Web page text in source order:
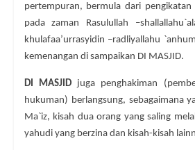
pertempuran, bermula dari pengikatan
pada zaman Rasulullah
khulafaa’urrasyidin –radliyallahu
kemenangan di sampaikan DI MASJID.
DI MASJID juga penghakiman
hukuman) berlangsung, sebagaimana
Ma`iz, kisah dua orang yang saling
yahudi yang berzina dan kisah-kisah